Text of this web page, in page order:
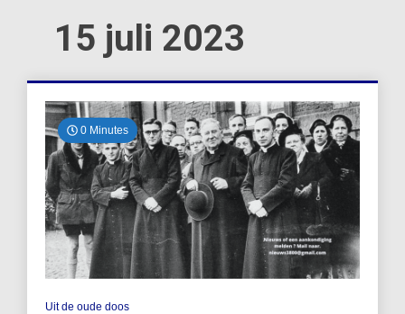
15 juli 2023
0 Minutes
Uit de oude doos